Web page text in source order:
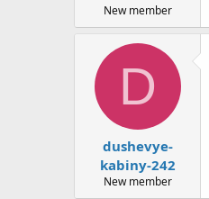
New member
D
dushevye-
kabiny-242
New member